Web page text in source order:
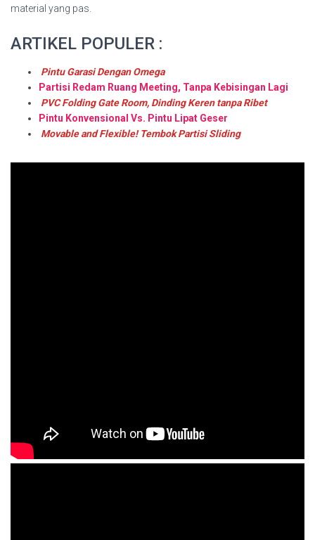
material yang pas.
ARTIKEL POPULER :
Pintu Garasi Dengan Omega
Partisi Redam Ruang Meeting, Tanpa Kebisingan Lagi
PVC Folding Gate Room, Dinding Keren tanpa Ribet
Pintu Konvensional Vs. Pintu Lipat Geser
Movable and Flexible! Tembok Partisi Sliding